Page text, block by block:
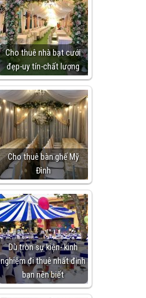
Cho thuê nhà bạt cưới
đẹp-uy tín-chất lượng
Cho thuê bàn ghế Mỹ
Đình
Dù tròn sự kiện- kinh
nghiệm đi thuê nhất định
bạn nên biết